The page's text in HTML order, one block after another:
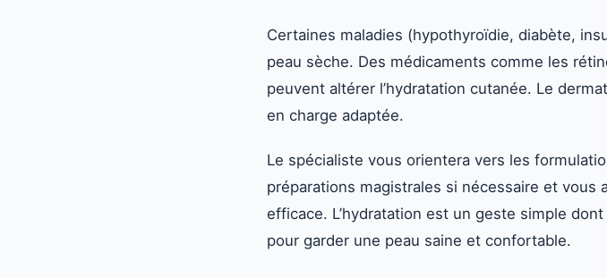
Certaines maladies (hypothyroïdie, diabète,
peau sèche. Des médicaments comme les
peuvent altérer l’hydratation cutanée. Le
en charge adaptée.
Le spécialiste vous orientera vers les
préparations magistrales si nécessaire et vous
efficace. L’hydratation est un geste simple
pour garder une peau saine et confortable.